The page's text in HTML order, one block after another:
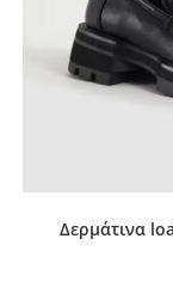
Δερμάτινα